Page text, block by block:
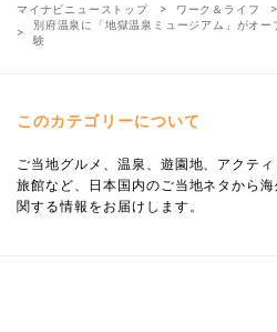
マイナビニューストップ ワーク＆ライフ
別府温泉に「地獄温泉ミュージアム」がオ
験
このカテゴリーについて
ご当地グルメ、温泉、遊園地、アクテ
旅館など、日本国内のご当地ネタから
関する情報をお届けします。